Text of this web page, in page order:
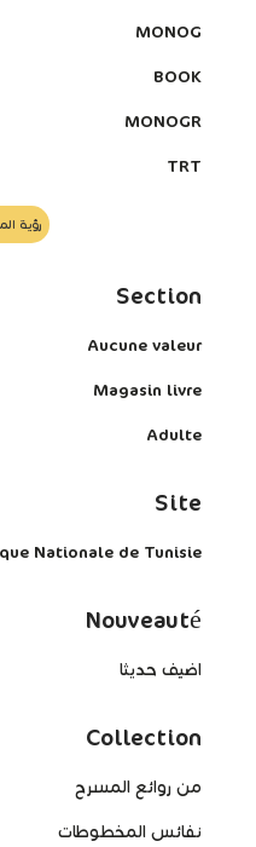
MONOG
BOOK
MONOGR
TRT
رؤية
Section
Aucune valeur
Magasin livre
Adulte
Site
Nationale de Tunisie
Nouveauté
اضيف حديثا
Collection
من روائع المسرح
نفائس المخطوطات